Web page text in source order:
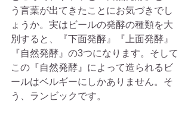
う言葉が出てきたことにお気づきでし
ょうか。実はビールの発酵の種類を大
別すると、『下面発酵』『上面発酵』
『自然発酵』の3つになります。そして
この『自然発酵』によって造られるビ
ールはベルギーにしかありません。そ
う、ランビックです。